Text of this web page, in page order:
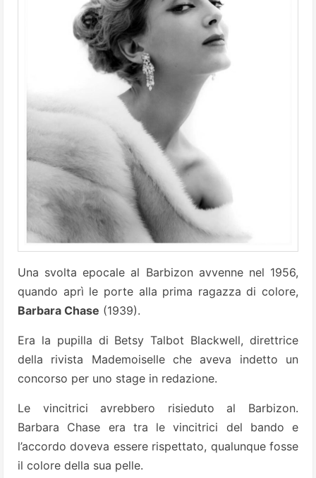
Una svolta epocale al Barbizon avvenne nel 1956,
quando aprì le porte alla prima ragazza di colore,
Barbara Chase (1939).
Era la pupilla di Betsy Talbot Blackwell, direttrice
della rivista Mademoiselle che aveva indetto un
concorso per uno stage in redazione.
Le vincitrici avrebbero risieduto al Barbizon.
Barbara Chase era tra le vincitrici del bando e
l’accordo doveva essere rispettato, qualunque fosse
il colore della sua pelle.